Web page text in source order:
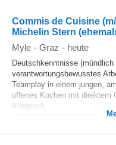
Commis de Cuisine
Michelin Stern
Myle - Graz - heute
Deutschkenntnisse
verantwortungsbewusstes
Teamplay in einem jungen,
offenes Kochen mit
Anspruch...